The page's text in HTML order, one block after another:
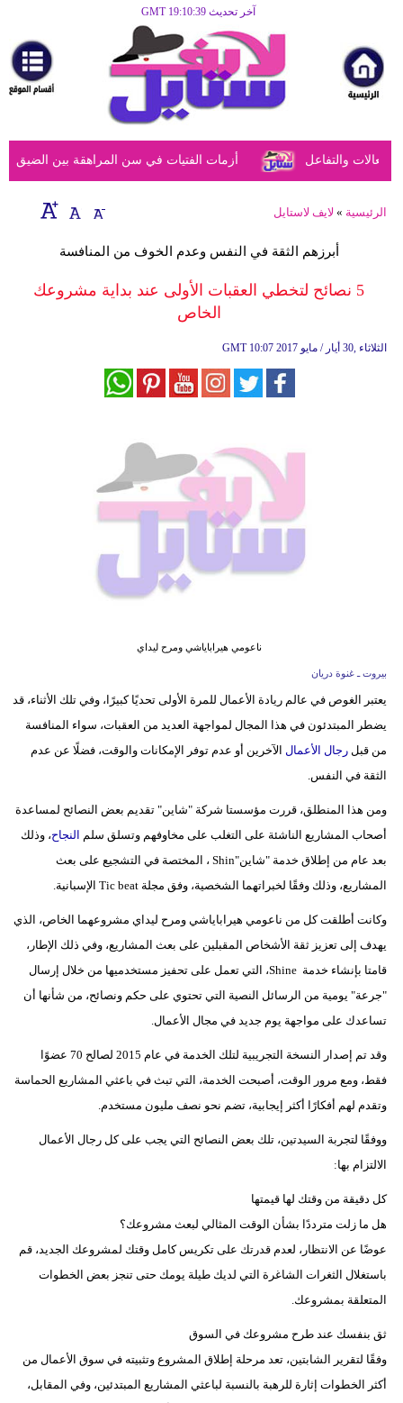
آخر تحديث GMT 19:10:39
مرأة
أزياء
أزياء
إسلامية
صحة
أزمات الفتيات في سن المراهقة بين الضيق والتفاعل
الرئيسية » لايف لاستايل
أبرزهم الثقة في النفس وعدم الخوف من المنافسة
5 نصائح لتخطي العقبات الأولى عند بداية مشروعك
الخاص
GMT 10:07 2017 الثلاثاء ,30 أيار / مايو
ناعومي هيراباياشي ومرح ليداي
بيروت ـ غنوة دريان
يعتبر الغوص في عالم ريادة الأعمال للمرة الأولى تحديًا كبيرًا، وفي تلك الأثناء، قد
يضطر المبتدئون في هذا المجال لمواجهة العديد من العقبات، سواء المنافسة
من قبلرجال الأعمال الآخرين أو عدم توفر الإمكانات والوقت، فضلًا عن عدم
الثقة في النفس.
ومن هذا المنطلق، قررت مؤسستا شركة "شاين" تقديم بعض النصائح لمساعدة
أصحاب المشاريع الناشئة على التغلب على مخاوفهم وتسلق سلم النجاح، وذلك
بعد عام من إطلاق خدمة "شاين"Shin ، المختصة في التشجيع على بعث
المشاريع، وذلك وفقًا لخبراتهما الشخصية، وفق مجلة Tic beat الإسبانية.
وكانت أطلقت كل من ناعومي هيراباياشي ومرح ليداي مشروعهما الخاص، الذي
يهدف إلى تعزيز ثقة الأشخاص المقبلين على بعث المشاريع، وفي ذلك الإطار،
قامتا بإنشاء خدمة Shine، التي تعمل على تحفيز مستخدميها من خلال إرسال
"جرعة" يومية من الرسائل النصية التي تحتوي على حكم ونصائح، من شأنها أن
تساعدك على مواجهة يوم جديد في مجال الأعمال.
وقد تم إصدار النسخة التجريبية لتلك الخدمة في عام 2015 لصالح 70 عضوًا
فقط، ومع مرور الوقت، أصبحت الخدمة، التي تبث في باعثي المشاريع الحماسة
وتقدم لهم أفكارًا أكثر إيجابية، تضم نحو نصف مليون مستخدم.
ووفقًا لتجربة السيدتين، تلك بعض النصائح التي يجب على كل رجال الأعمال
الالتزام بها:
كل دقيقة من وقتك لها قيمتها
هل ما زلت مترددًا بشأن الوقت المثالي لبعث مشروعك؟
عوضًا عن الانتظار، لعدم قدرتك على تكريس كامل وقتك لمشروعك الجديد، قم
باستغلال الثغرات الشاغرة التي لديك طيلة يومك حتى تنجز بعض الخطوات
المتعلقة بمشروعك.
ثق بنفسك عند طرح مشروعك في السوق
وفقًا لتقرير الشابتين، تعد مرحلة إطلاق المشروع وتثبيته في سوق الأعمال من
أكثر الخطوات إثارة للرهبة بالنسبة لباعثي المشاريع المبتدئين، وفي المقابل،